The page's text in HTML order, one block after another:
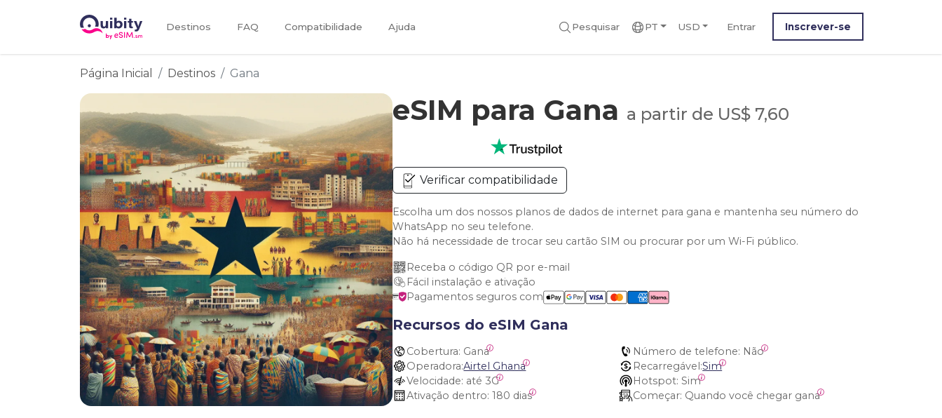
Destinos FAQ Compatibilidade Ajuda Pesquisar PT USD Entrar Inscrever-se
Página Inicial Destinos Gana
eSIM para Gana a partir de US$ 7,60
Verificar compatibilidade
Escolha um dos nossos planos de dados de internet para gana e mantenha seu número do
WhatsApp no seu telefone.
Não há necessidade de trocar seu cartão SIM ou procurar por um Wi-Fi público.
Receba o código QR por e-mail
Fácil instalação e ativação
Pagamentos seguros com
Recursos do eSIM Gana
Cobertura: Gana Número de telefone: Não
Operadora:Airtel Ghana Recarregável:Sim
Velocidade: até 3G Hotspot: Sim
Ativação dentro: 180 dias Começar: Quando você chegar gana